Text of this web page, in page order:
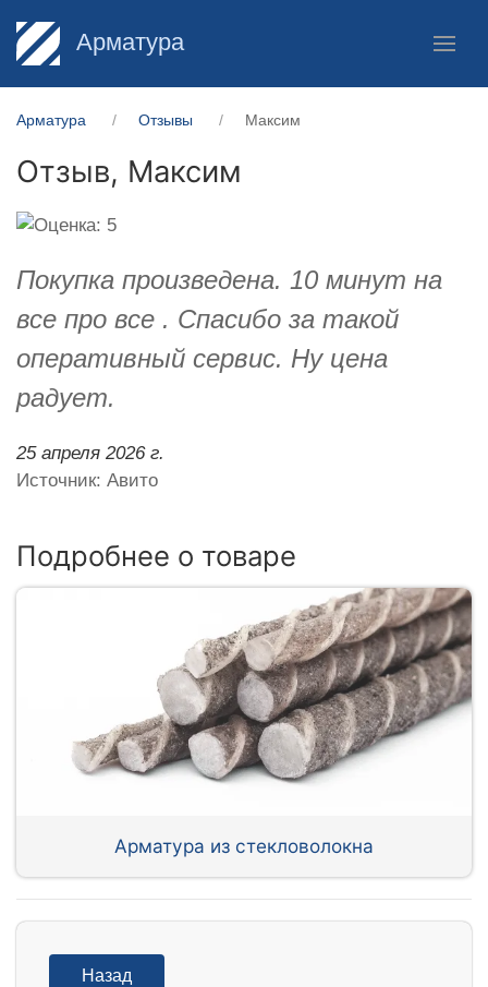
Арматура
Арматура Отзывы Максим
Отзыв, Максим
Покупка произведена. 10 минут на
все про все . Спасибо за такой
оперативный сервис. Ну цена
радует.
25 апреля 2026 г.
Источник: Авито
Подробнее о товаре
Арматура из стекловолокна
Назад